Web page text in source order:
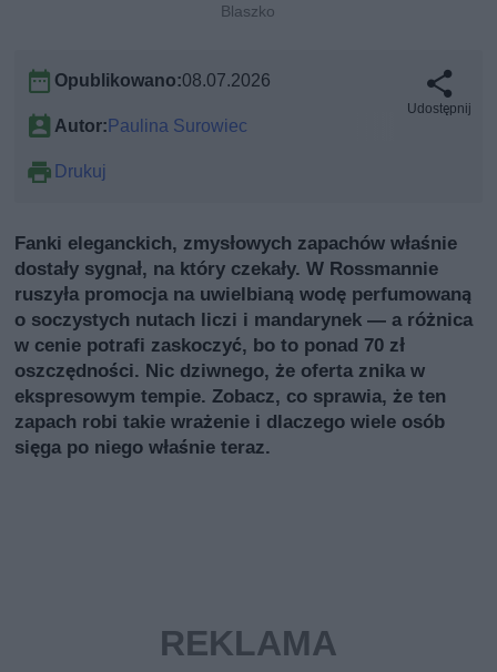
Blaszko
Opublikowano:08.07.2026
Autor:Paulina Surowiec
Drukuj
Udostępnij
Fanki eleganckich, zmysłowych zapachów właśnie
dostały sygnał, na który czekały. W Rossmannie
ruszyła promocja na uwielbianą wodę perfumowaną
o soczystych nutach liczi i mandarynek — a różnica
w cenie potrafi zaskoczyć, bo to ponad 70 zł
oszczędności. Nic dziwnego, że oferta znika w
ekspresowym tempie. Zobacz, co sprawia, że ten
zapach robi takie wrażenie i dlaczego wiele osób
sięga po niego właśnie teraz.